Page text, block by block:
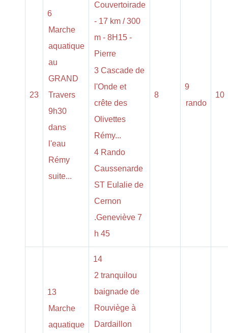
23
6
Marche
aquatique
au
GRAND
Travers
9h30
dans
l'eau
Rémy
suite...
Couvertoirade
- 17 km / 300
m - 8H15 -
Pierre
3 Cascade de
l'Onde et
crête des
Olivettes
Rémy...
4 Rando
Caussenarde
ST Eulalie de
Cernon
.Geneviève 7
h 45
8
9
rando
10
13
Marche
aquatique
14
2 tranquilou
baignade de
Rouviège à
Dardaillon